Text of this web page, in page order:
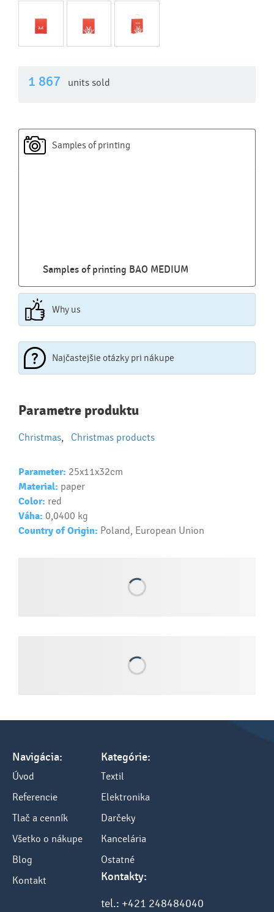
1 867 units sold
Samples of printing
Samples of printing BAO MEDIUM
Why us
Najčastejšie otázky pri nákupe
Najčastejšie otázky pri nákupe
reklamných predmetov
Ako realizujete potlač na reklamné premedy?
Ako si vybrať správny predmet?
Text...
Parametre produktu
Christmas, Christmas products
Parameter: 25x11x32cm
Material: paper
Color: red
Váha: 0,0400 kg
Country of Origin: Poland, European Union
Navigácia:
Úvod
Referencie
Tlač a cenník
Všetko o nákupe
Blog
Kontakt
Kategórie:
Textil
Elektronika
Darčeky
Kancelária
Ostatné
Kontakty:
tel.: +421 248484040